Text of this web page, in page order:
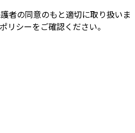
者の同意のもと適切に取り扱いま
リシーをご確認ください。